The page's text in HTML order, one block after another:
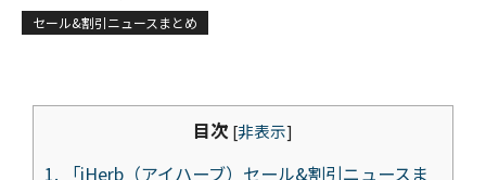
セール&割引ニュースまとめ
目次 [非表示]
1. 「iHerb（アイハーブ）セール&割引ニュースま